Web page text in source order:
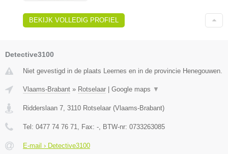
BEKIJK VOLLEDIG PROFIEL
Detective3100
Niet gevestigd in de plaats Leernes en in de provincie Henegouwen.
Vlaams-Brabant » Rotselaar Google maps ▼
Ridderslaan 7 3110 Rotselaar (Vlaams-Brabant)
Tel: 0477 74 76 71 , Fax: - , BTW-nr: 0733263085
E-mail › Detective3100